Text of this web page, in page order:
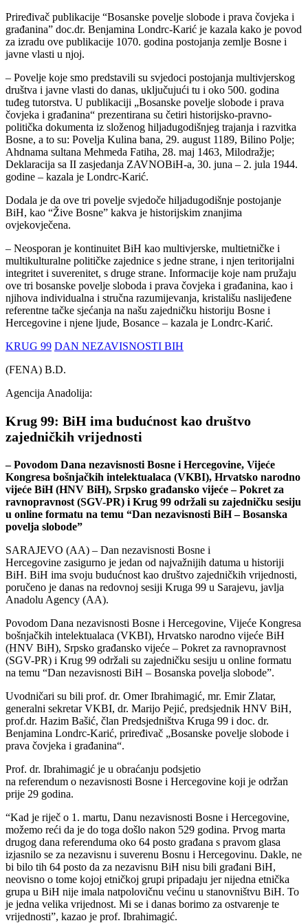
Priređivač publikacije “Bosanske povelje slobode i prava čovjeka i
građanina” doc.dr. Benjamina Londrc-Karić je kazala kako je povod
za izradu ove publikacije 1070. godina postojanja zemlje Bosne i
javne vlasti u njoj.
– Povelje koje smo predstavili su svjedoci postojanja multivjerskog
društva i javne vlasti do danas, uključujući tu i oko 500. godina
tuđeg tutorstva. U publikaciji „Bosanske povelje slobode i prava
čovjeka i građanina“ prezentirana su četiri historijsko-pravno-
politička dokumenta iz složenog hiljadugodišnjeg trajanja i razvitka
Bosne, a to su: Povelja Kulina bana, 29. august 1189, Bilino Polje;
Ahdnama sultana Mehmeda Fatiha, 28. maj 1463, Milodražje;
Deklaracija sa II zasjedanja ZAVNOBiH-a, 30. juna – 2. jula 1944.
godine – kazala je Londrc-Karić.
Dodala je da ove tri povelje svjedoče hiljadugodišnje postojanje
BiH, kao “Žive Bosne” kakva je historijskim znanjima
ovjekovječena.
– Neosporan je kontinuitet BiH kao multivjerske, multietničke i
multikulturalne političke zajednice s jedne strane, i njen teritorijalni
integritet i suverenitet, s druge strane. Informacije koje nam pružaju
ove tri bosanske povelje sloboda i prava čovjeka i građanina, kao i
njihova individualna i stručna razumijevanja, kristališu naslijeđene
referentne tačke sjećanja na našu zajedničku historiju Bosne i
Hercegovine i njene ljude, Bosance – kazala je Londrc-Karić.
KRUG 99 DAN NEZAVISNOSTI BIH
(FENA) B.D.
Agencija Anadolija:
Krug 99: BiH ima budućnost kao društvo
zajedničkih vrijednosti
– Povodom Dana nezavisnosti Bosne i Hercegovine, Vijeće
Kongresa bošnjačkih intelektualaca (VKBI), Hrvatsko narodno
vijeće BiH (HNV BiH), Srpsko građansko vijeće – Pokret za
ravnopravnost (SGV-PR) i Krug 99 održali su zajedničku sesiju
u online formatu na temu “Dan nezavisnosti BiH – Bosanska
povelja slobode”
SARAJEVO (AA) – Dan nezavisnosti Bosne i
Hercegovine zasigurno je jedan od najvažnijih datuma u historiji
BiH. BiH ima svoju budućnost kao društvo zajedničkih vrijednosti,
poručeno je danas na redovnoj sesiji Kruga 99 u Sarajevu, javlja
Anadolu Agency (AA).
Povodom Dana nezavisnosti Bosne i Hercegovine, Vijeće Kongresa
bošnjačkih intelektualaca (VKBI), Hrvatsko narodno vijeće BiH
(HNV BiH), Srpsko građansko vijeće – Pokret za ravnopravnost
(SGV-PR) i Krug 99 održali su zajedničku sesiju u online formatu
na temu “Dan nezavisnosti BiH – Bosanska povelja slobode”.
Uvodničari su bili prof. dr. Omer Ibrahimagić, mr. Emir Zlatar,
generalni sekretar VKBI, dr. Marijo Pejić, predsjednik HNV BiH,
prof.dr. Hazim Bašić, član Predsjedništva Kruga 99 i doc. dr.
Benjamina Londrc-Karić, priređivač „Bosanske povelje slobode i
prava čovjeka i građanina“.
Prof. dr. Ibrahimagić je u obraćanju podsjetio
na referendum o nezavisnosti Bosne i Hercegovine koji je održan
prije 29 godina.
“Kad je riječ o 1. martu, Danu nezavisnosti Bosne i Hercegovine,
možemo reći da je do toga došlo nakon 529 godina. Prvog marta
drugog dana referenduma oko 64 posto građana s pravom glasa
izjasnilo se za nezavisnu i suverenu Bosnu i Hercegovinu. Dakle, ne
bi bilo tih 64 posto da za nezavisnu BiH nisu bili građani BiH,
neovisno o tome kojoj etničkoj grupi pripadaju jer nijedna etnička
grupa u BiH nije imala natpolovičnu većinu u stanovništvu BiH. To
je jedna velika vrijednost. Mi se i danas borimo za ostvarenje te
vrijednosti”, kazao je prof. Ibrahimagić.